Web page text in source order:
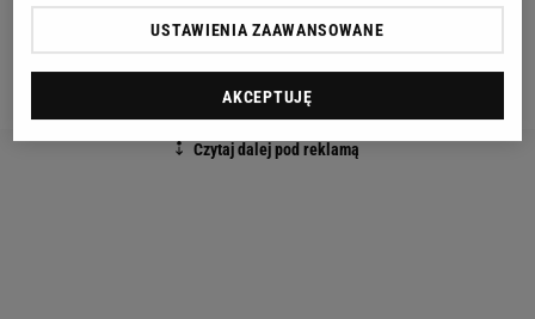
Bartłomiej Kalinkowski, były zawodnik m.in. Legii
Warszawa i ŁKS Łódź, dziś komentator I ligi w TVP
USTAWIENIA ZAAWANSOWANE
AKCEPTUJĘ